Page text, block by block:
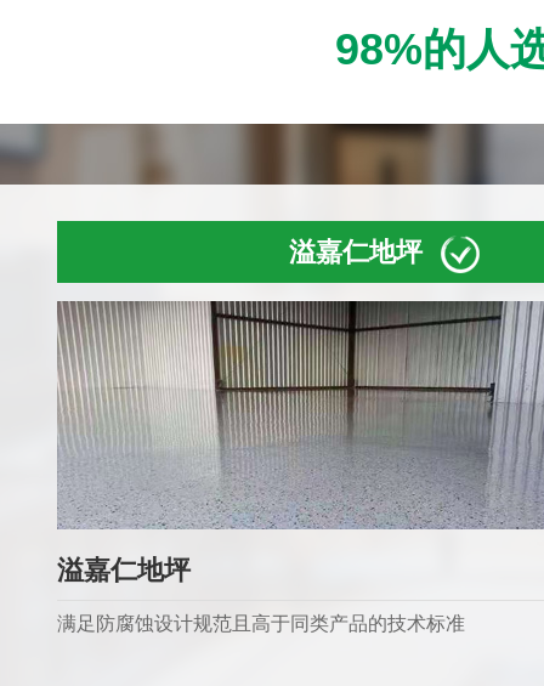
98%的人
溢嘉仁地坪
溢嘉仁地坪
满足防腐蚀设计规范且高于同类产品的技术标准